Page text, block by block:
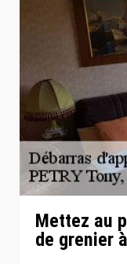
Mettez au
de grenier